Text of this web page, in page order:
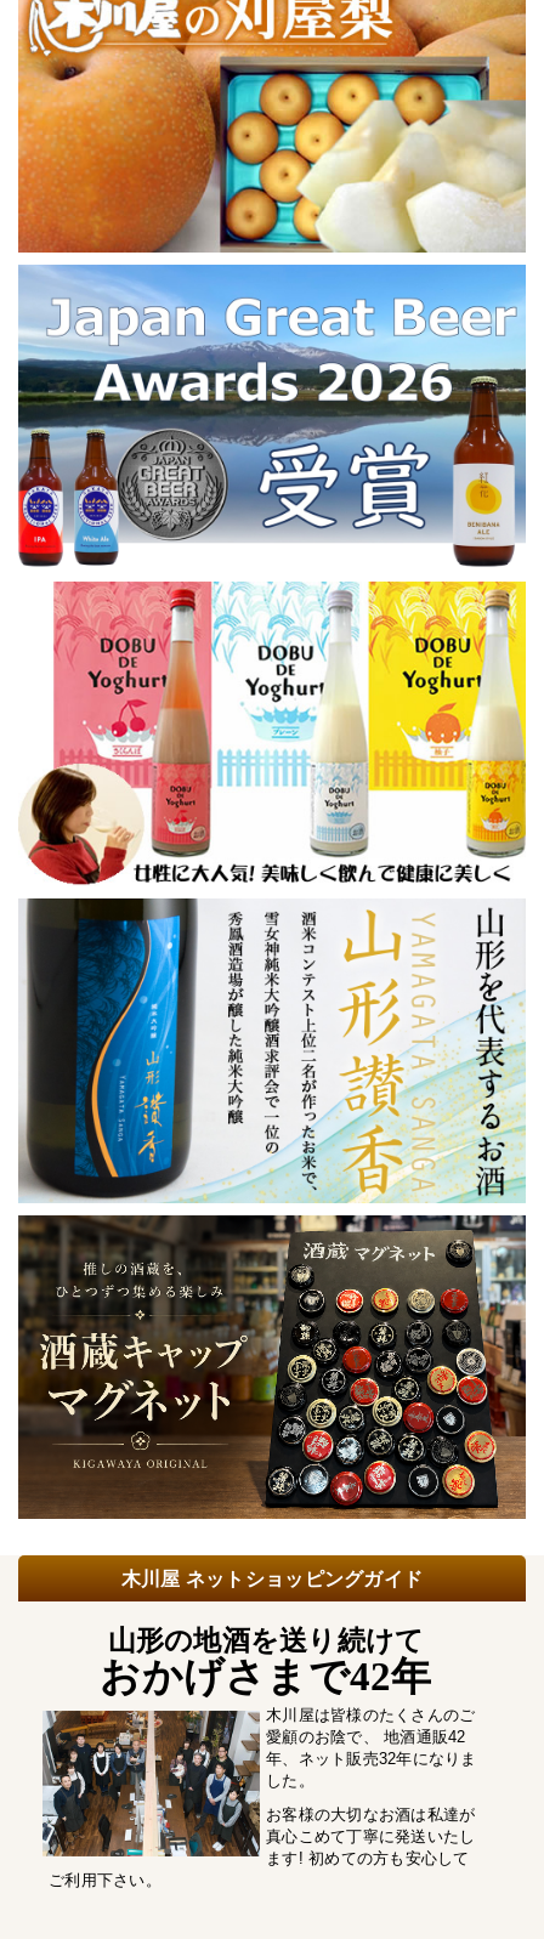
木川屋 ネットショッピングガイド
山形の地酒を送り続けて
おかげさまで42年
木川屋は皆様のたくさんのご
愛顧のお陰で、 地酒通販42
年、ネット販売32年になりま
した。
お客様の大切なお酒は私達が
真心こめて丁寧に発送いたし
ます! 初めての方も安心して
ご利用下さい。